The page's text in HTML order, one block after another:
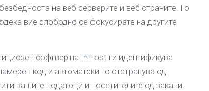
на веб серверите и веб страните. Го
вие слободно се фокусирате на другите
софтвер на InHost ги идентификува
код и автоматски го отстранува од
вашите податоци и посетителите од закани.